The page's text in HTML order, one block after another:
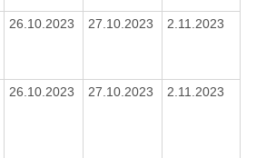
26.10.2023 27.10.2023 2.11.2023
26.10.2023 27.10.2023 2.11.2023